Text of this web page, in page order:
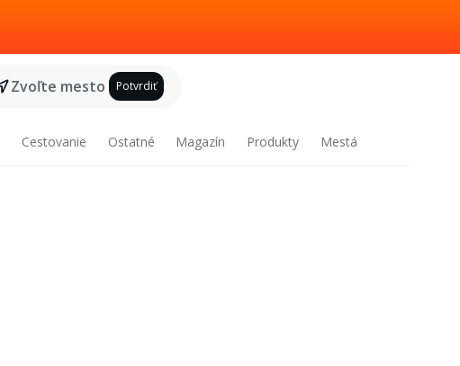
Zvoľte mesto Potvrdiť
Cestovanie Ostatné Magazín Produkty Mestá